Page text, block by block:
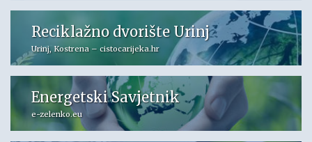
Reciklažno dvorište Urinj
Urinj, Kostrena – cistocarijeka.hr
Energetski Savjetnik
e-zelenko.eu